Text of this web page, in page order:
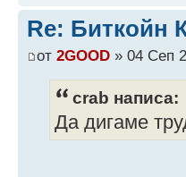
Re: Биткойн
от 2GOOD » 04 Сеп
crab написа:
Да дигаме